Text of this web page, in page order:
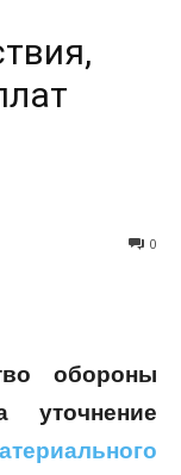
0
обороны
уточнение